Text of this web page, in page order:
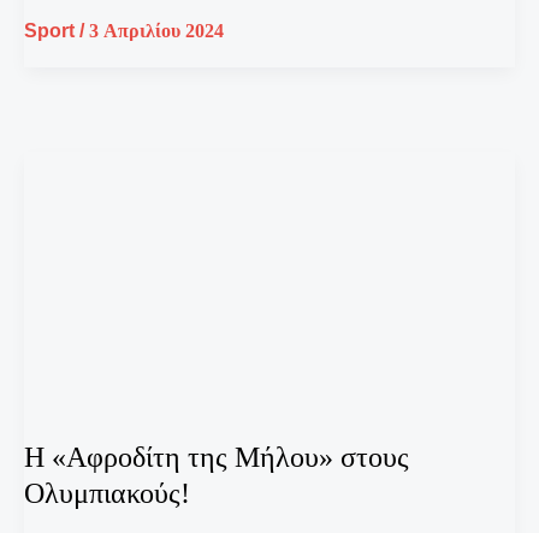
Sport /3 Απριλίου 2024
Η «Αφροδίτη της Μήλου» στους
Ολυμπιακούς!